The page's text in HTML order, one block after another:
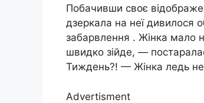
Побачивши своє
дзеркала на неї дивилося
забарвлення . Жінка мало
швидко зійде, —
Тиждень?! — Жінка ледь
Advertisment